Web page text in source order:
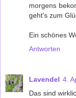
morgens
geht's zum
Ein schönes
Antworten
Lavendel 4.
Das sind